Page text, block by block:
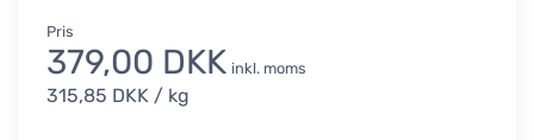
Pris
379,00 DKK inkl. moms
315,85 DKK / kg